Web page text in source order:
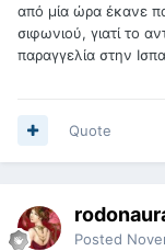
από μία ώρα έκανε
σιφωνιού, γιατί το
παραγγελία στην
Quote
Posted